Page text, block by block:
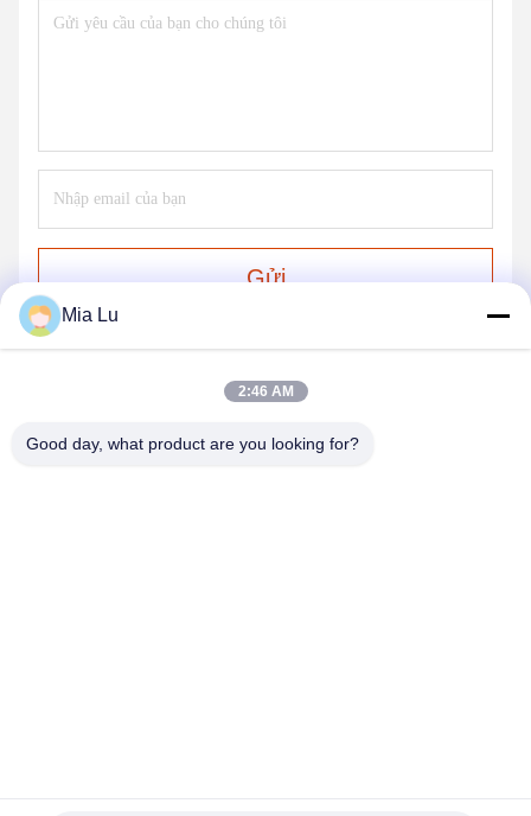
Gửi
Mia Lu
2:46 AM
Good day, what product are you looking for?